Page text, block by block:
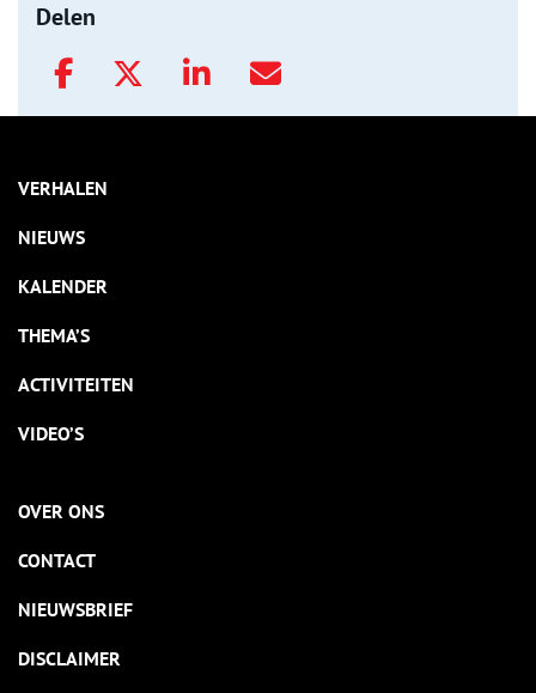
Delen
VERHALEN
NIEUWS
KALENDER
THEMA’S
ACTIVITEITEN
VIDEO’S
OVER ONS
CONTACT
NIEUWSBRIEF
DISCLAIMER